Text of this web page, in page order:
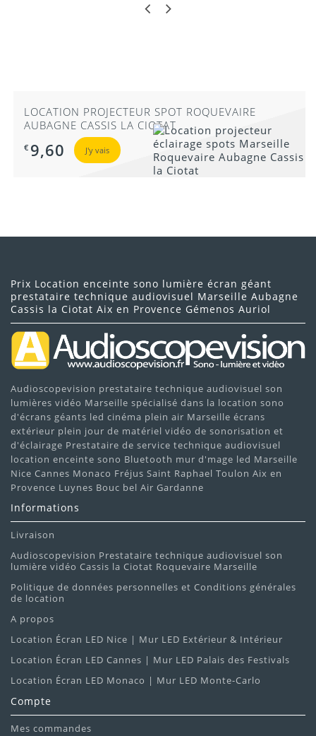
LOCATION PROJECTEUR SPOT ROQUEVAIRE
AUBAGNE CASSIS LA CIOTAT
€9,60 J'y vais
Prix Location enceinte sono lumière écran géant
prestataire technique audiovisuel Marseille Aubagne
Cassis la Ciotat Aix en Provence Gémenos Auriol
Audioscopevision prestataire technique audiovisuel son
lumières vidéo Marseille spécialisé dans la location sono
d'écrans géants led cinéma plein air Marseille écrans
extérieur plein jour de matériel vidéo de sonorisation et
d'éclairage Prestataire de service technique audiovisuel
location enceinte sono Bluetooth mur d'mage led Marseille
Nice Cannes Monaco Fréjus Saint Raphael Toulon Aix en
Provence Luynes Bouc bel Air Gardanne
Informations
Livraison
Audioscopevision Prestataire technique audiovisuel son
lumière vidéo Cassis la Ciotat Roquevaire Marseille
Politique de données personnelles et Conditions générales
de location
A propos
Location Écran LED Nice | Mur LED Extérieur & Intérieur
Location Écran LED Cannes | Mur LED Palais des Festivals
Location Écran LED Monaco | Mur LED Monte-Carlo
Compte
Mes commandes